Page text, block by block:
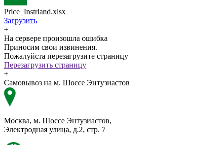
Price_Instrland.xlsx
Загрузить
+
На сервере произошла ошибка
Приносим свои извинения.
Пожалуйста перезагрузите страницу
Перезагрузить страницу
+
Самовывоз на м. Шоссе Энтузиастов
Москва, м. Шоссе Энтузиастов,
Электродная улица, д.2, стр. 7